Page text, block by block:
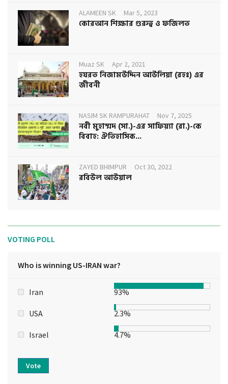
ALAMEEN SK Mar 5, 2023
কোরআন শিক্ষার গুরুত্ব ও ফজিলত
Muaz SK Apr 2, 2021
হযরত নিজামউদ্দিন আউলিয়া (রহঃ) এর
জীবনী
NASIM SK RAMPURAHAT Nov 7, 2025
নবী মুহাম্মদ (সা.)-এর সাফিয়্যা (রা.)-কে
বিবাহ: ঐতিহাসিক...
ZAYED BHIMPUR Oct 30, 2022
রবিউল আউয়াল
VOTING POLL
Who is winning US-IRAN war?
Iran 93%
USA 2.3%
Israel 4.7%
Vote